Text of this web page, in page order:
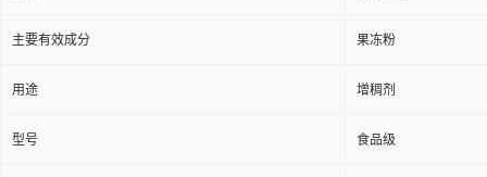
主要有效成分 果冻粉
用途 增稠剂
型号 食品级